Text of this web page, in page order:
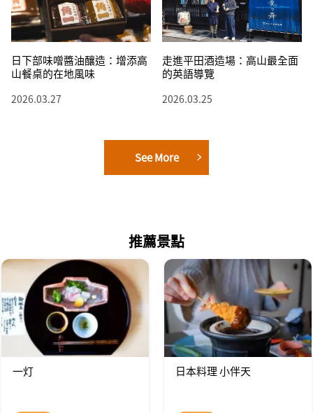
日下部味噌醬油釀造：增添高
山餐桌的在地風味
2026.03.27
走進平田酒造場：高山最全面
的英語導覽
2026.03.25
See More
推薦景點
一灯 日本料理 小伴天